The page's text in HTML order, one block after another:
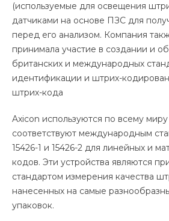
(используемые для освещения
датчиками на основе ПЗС для
перед его анализом. Компания
принимала участие в создании и
британских и международных
идентификации и штрих-
штрих-кода
Axicon используются по всему
соответствуют международным
15426-1 и 15426-2 для линейных и
кодов. Эти устройства являются
стандартом измерения качества
нанесенных на самые
упаковок.